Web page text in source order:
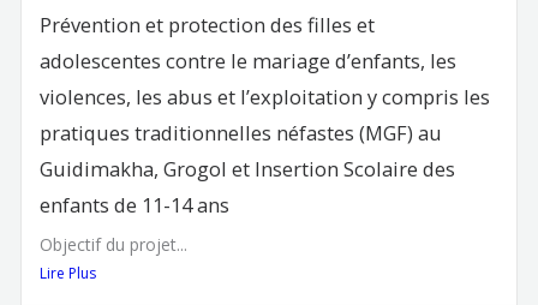
Prévention et protection des filles et
adolescentes contre le mariage d’enfants, les
violences, les abus et l’exploitation y compris les
pratiques traditionnelles néfastes (MGF) au
Guidimakha, Grogol et Insertion Scolaire des
enfants de 11-14 ans
Objectif du projet...
Lire Plus